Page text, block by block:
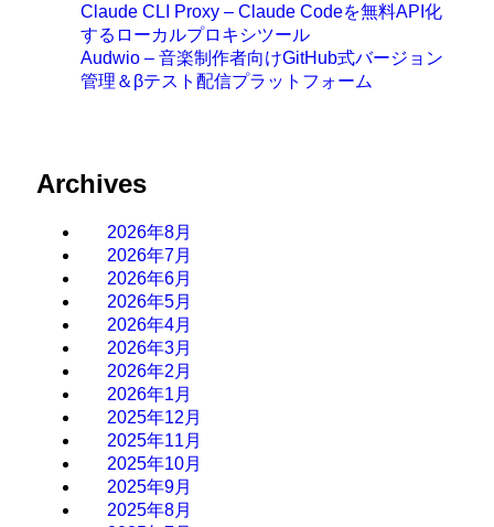
Claude CLI Proxy – Claude Codeを無料API化
するローカルプロキシツール
Audwio – 音楽制作者向けGitHub式バージョン
管理＆βテスト配信プラットフォーム
Archives
2026年8月
2026年7月
2026年6月
2026年5月
2026年4月
2026年3月
2026年2月
2026年1月
2025年12月
2025年11月
2025年10月
2025年9月
2025年8月